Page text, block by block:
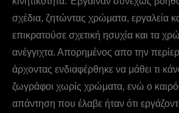
σχέδια, ζητώντας χρώματα, εργαλεία
επικρατούσε σχετική ησυχία και τα
ανέγγιχτα. Απορημένος απο την
άρχοντας ενδιαφέρθηκε να μάθει τι
ζωγράφοι χωρίς χρώματα, ενώ ο
απάντηση που έλαβε ήταν ότι